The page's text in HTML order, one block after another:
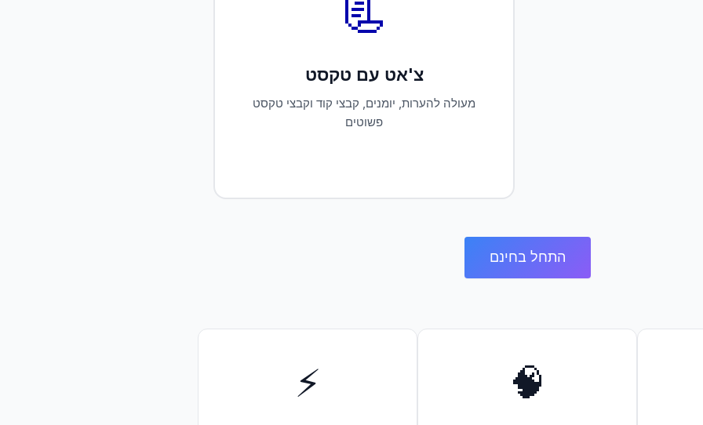
צ'אט עם טקסט
מעולה להערות, יומנים, קבצי קוד וקבצי טקסט
פשוטים
התחל בחינם
⚡ 🧠